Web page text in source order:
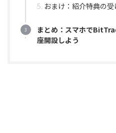
おまけ：紹介特典の
まとめ：スマホで
座開設しよう